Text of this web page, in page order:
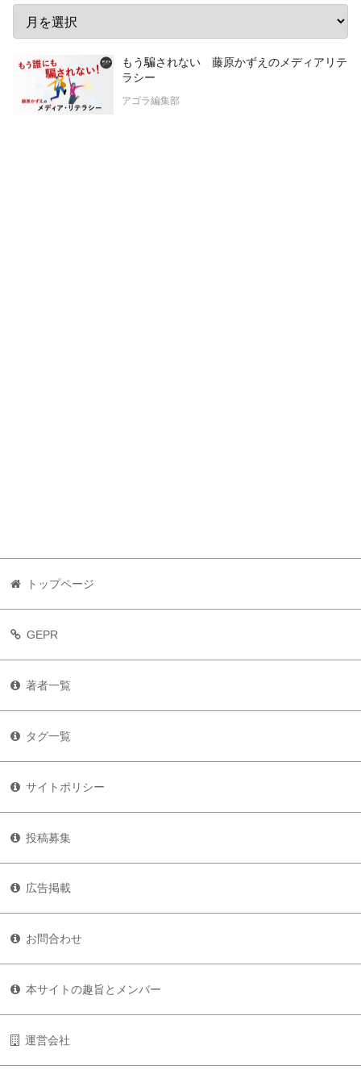
もう騙されない 藤原かずえのメディアリテ
ラシー
アゴラ編集部
トップページ
GEPR
著者一覧
タグ一覧
サイトポリシー
投稿募集
広告掲載
お問合わせ
本サイトの趣旨とメンバー
運営会社